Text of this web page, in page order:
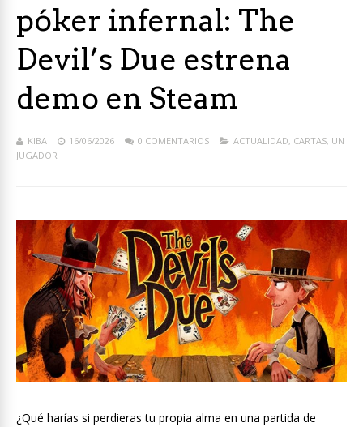
póker infernal: The
Devil’s Due estrena
demo en Steam
KIBA 16/06/2026 0 COMENTARIOS ACTUALIDAD, CARTAS, UN
JUGADOR
¿Qué harías si perdieras tu propia alma en una partida de